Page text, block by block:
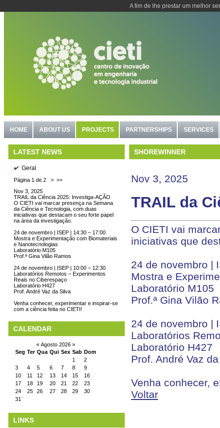
A fim de lhe prestar um melhor
HOME ABOUT US PROJECTS PARTNERSHIPS SERVICES
LATEST NEWS
Geral
Página 1 de 2 > >>
Nov 3, 2025
TRAIL da Ciência 2025: Investiga-AÇÃO
O CIETI vai marcar presença na Semana
da Ciência e Tecnologia, com duas
iniciativas que destacam o seu forte papel
na área da investigação.
24 de novembro | ISEP | 14:30 – 17:00
Mostra e Experimentação com Biomateriais
e Nanotecnologias
Laboratório M105
Prof.ª Gina Vilão Ramos
24 de novembro | ISEP | 10:00 – 12:30
Laboratórios Remotos – Experimentos
Reais no Ciberespaço
Laboratório H427
Prof. André Vaz da Silva
Venha conhecer, experimentar e inspirar-se
com a ciência feita no CIETI!
CALENDAR
« Agosto 2026 »
Seg Ter Qua Qui Sex Sab Dom
1
2
3
4 5 6 7 8
9
10
11 12 13 14 15
16
17
18 19 20 21 22
23
24
25 26 27 28 29
30
31
LINKS
SHOREWINNER
Nov 3, 2025
TRAIL da
O CIETI vai
iniciativas que
24 de novembro |
Mostra e
Laboratório M105
Prof.ª Gina Vilão
24 de novembro |
Laboratórios
Laboratório H427
Prof. André Vaz
Venha conhecer,
Voltar